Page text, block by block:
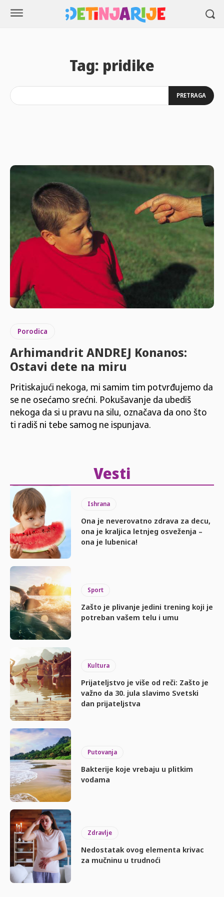
Tag: pridike
PRETRAGA
Porodica
Arhimandrit ANDREJ Konanos:
Ostavi dete na miru
Pritiskajući nekoga, mi samim tim potvrđujemo da
se ne osećamo srećni. Pokušavanje da ubediš
nekoga da si u pravu na silu, označava da ono što
ti radiš ni tebe samog ne ispunjava.
Vesti
Ishrana
Ona je neverovatno zdrava za decu,
ona je kraljica letnjeg osveženja –
ona je lubenica!
Sport
Zašto je plivanje jedini trening koji je
potreban vašem telu i umu
Kultura
Prijateljstvo je više od reči: Zašto je
važno da 30. jula slavimo Svetski
dan prijateljstva
Putovanja
Bakterije koje vrebaju u plitkim
vodama
Zdravlje
Nedostatak ovog elementa krivac
za mučninu u trudnoći